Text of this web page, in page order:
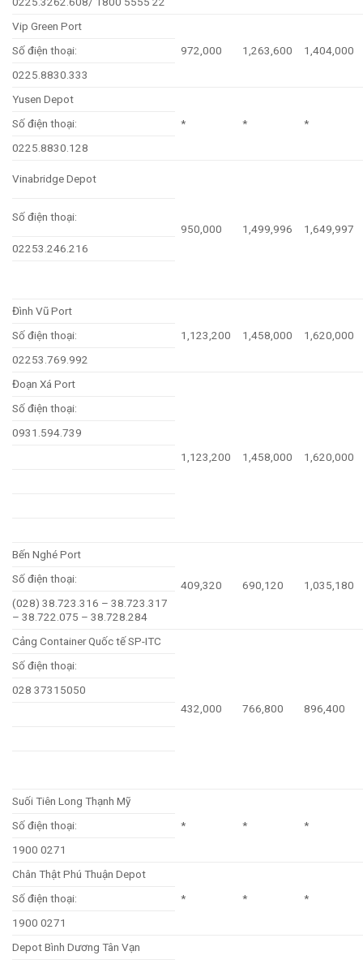
Vip Green Port
972,000
1,263,600 1,404,000
Số điện thoại:
0225.8830.333
Yusen Depot
*
* *
Số điện thoại:
0225.8830.128
Vinabridge Depot
950,000 1,499,996 1,649,997
Số điện thoại:
02253.246.216
Đình Vũ Port
1,123,200
1,458,000 1,620,000
Số điện thoại:
02253.769.992
Đoạn Xá Port
1,123,200 1,458,000 1,620,000
Số điện thoại:
0931.594.739
Bến Nghé Port
409,320 690,120 1,035,180
Số điện thoại:
(028) 38.723.316 – 38.723.317
– 38.722.075 – 38.728.284
Cảng Container Quốc tế SP-ITC
432,000 766,800 896,400
Số điện thoại:
028 37315050
Suối Tiên Long Thạnh Mỹ
*
* *
Số điện thoại:
1900 0271
Chân Thật Phú Thuận Depot
*
* *
Số điện thoại:
1900 0271
Depot Bình Dương Tân Vạn